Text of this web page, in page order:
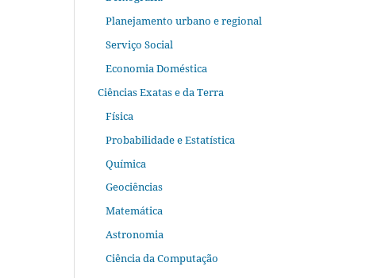
Planejamento urbano e regional
Serviço Social
Economia Doméstica
Ciências Exatas e da Terra
Física
Probabilidade e Estatística
Química
Geociências
Matemática
Astronomia
Ciência da Computação